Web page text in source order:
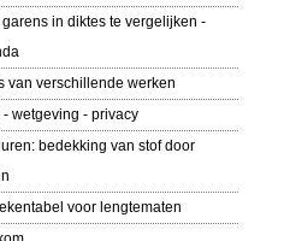
garens in diktes te vergelijken -
van verschillende werken
- wetgeving - privacy
bedekking van stof door
voor lengtematen